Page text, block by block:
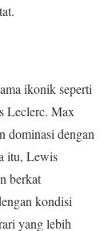
ikonik seperti
Leclerc. Max
dominasi dengan
itu, Lewis
berkat
kondisi
yang lebih